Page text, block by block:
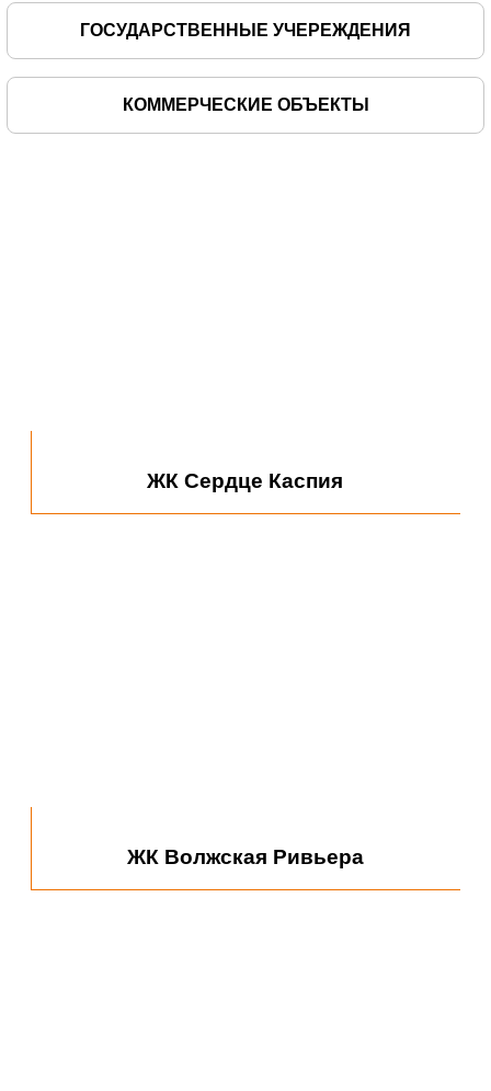
ГОСУДАРСТВЕННЫЕ УЧЕРЕЖДЕНИЯ
КОММЕРЧЕСКИЕ ОБЪЕКТЫ
ЖК Сердце Каспия
ЖК Волжская Ривьера
Астраханский гос. университет
Прокуратура Астраханской области
Магазин Пятёрочка у Парка Аркадия
Автосалон Лексус